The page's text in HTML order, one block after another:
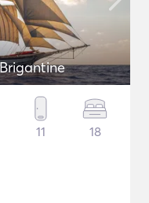
11 18